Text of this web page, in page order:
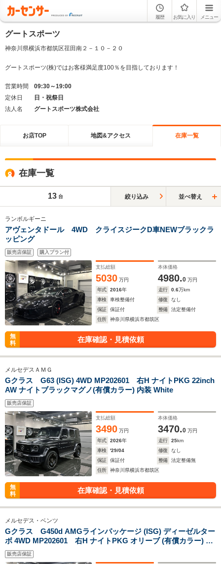
履歴 お気に入り メニュー
グートスポーツ
神奈川県横浜市都筑区荏田南２－１０－２０
グートスポーツ(株)ではお客様満足度100％を目指しております！
営業時間
09:30～19:00
定休日
日・祝祭日
法人名
グートスポーツ株式会社
お店TOP 地図&アクセス 在庫一覧
在庫一覧
13 台 絞り込み 並べ替え
ランボルギーニ
アヴェンタドール 4WD クライスジークD車NEWブラックラ
ッピング
販売店保証 購入プラン付
支払総額
5030 万円
本体価格
4980.0 万円
年式
2016年 走行 0.6万km
車検
車検整備付 修復
なし
保証
保証付 整備
法定整備付
住所
神奈川県横浜市都筑区
無
料
在庫確認・見積依頼
メルセデスＡＭＧ
Gクラス G63 (ISG) 4WD MP202601 右H ナイトPKG 22inch
AW ナイトブラックマグノ(有償カラー) 内装 White
販売店保証
支払総額
3490 万円
本体価格
3470.0 万円
年式
2026年 走行 25km
車検
'29/04 修復
なし
保証
保証付 整備
法定整備無
住所
神奈川県横浜市都筑区
無
料
在庫確認・見積依頼
メルセデス・ベンツ
Gクラス G450d AMGラインパッケージ (ISG) ディーゼルター
ボ 4WD MP202601 右H ナイトPKG オリーブ (有償カラー) 内
装White
販売店保証